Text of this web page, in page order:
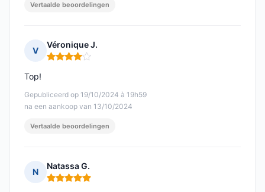
Vertaalde beoordelingen
V
Véronique J.
Opmerking: 4 van 5
Gepubliceerd op 19/10/2024 à 19h59
na een aankoop van 13/10/2024
Top!
Vertaalde beoordelingen
N
Natassa G.
Opmerking: 5 van 5